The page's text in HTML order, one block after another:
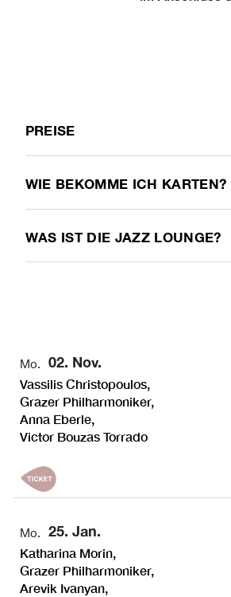
PREISE
WIE BEKOMME ICH KARTEN?
WAS IST DIE JAZZ LOUNGE?
02. Nov.
Mo.
Vassilis Christopoulos,
Grazer Philharmoniker,
Anna Eberle,
Victor Bouzas Torrado
25. Jan.
Mo.
Katharina Morin,
Grazer Philharmoniker,
Arevik Ivanyan,